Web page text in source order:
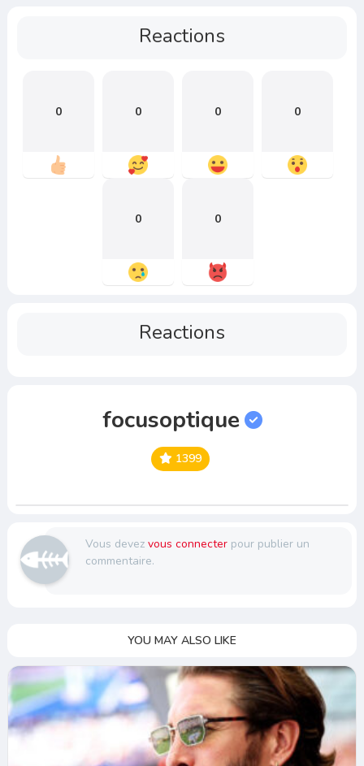
Reactions
0 0 0 0
0 0
Reactions
focusoptique
1399
Vous devez vous connecterpour publier un
commentaire.
YOU MAY ALSO LIKE